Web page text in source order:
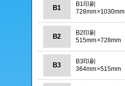
B1
B1印刷
728mm×1030mm
B2
B2印刷
515mm×728mm
B3
B3印刷
364mm×515mm